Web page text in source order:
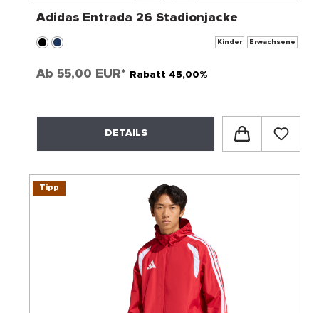
Adidas Entrada 26 Stadionjacke
Kinder Erwachsene
Ab 55,00 EUR* Rabatt 45,00%
DETAILS
Tipp